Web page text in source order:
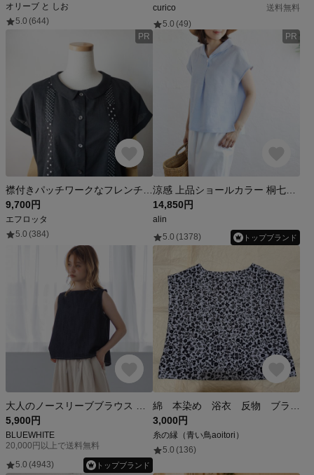
オリーブ と しお
5.0 (644)
curico
送料無料
5.0 (49)
PR
9,700円
エフロッタ
5.0 (384)
PR
14,850円
alin
5.0 (1378) トップブランド
5,900円
BLUEWHITE
20,000円以上で送料無料
5.0 (4943) トップブランド
3,000円
糸の縁（青い鳥aoitori）
5.0 (136)